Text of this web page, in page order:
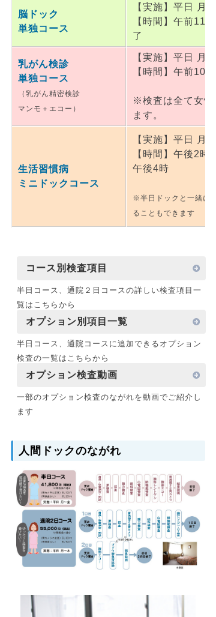
脳ドック
単独コース
【実施】平日 月～
【時間】午前11
了
乳がん検診
単独コース
（乳がん精密検診
マンモ＋エコー）
【実施】平日 月～
【時間】午前10
※検査は全て女性
ます。
生活習慣病
ミニドックコース
【実施】平日 月～
【時間】午後2時～
午後4時
※半日ドックと一緒に受
ることもできます
コース別検査項目
半日コース、通院２日コースの詳しい検査項目一
覧はこちらから
オプション別項目一覧
半日コース、通院コースに追加できるオプション
検査の一覧はこちらから
オプション検査動画
一部のオプション検査のながれを動画でご紹介し
ます
人間ドックのながれ